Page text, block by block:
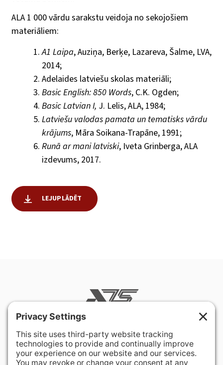
ALA 1 000 vārdu sarakstu veidoja no sekojošiem
materiāliem:
A1 Laipa, Auziņa, Berķe, Lazareva, Šalme, LVA,
2014;
Adelaides latviešu skolas materiāli;
Basic English: 850 Words, C.K. Ogden;
Basic Latvian I, J. Lelis, ALA, 1984;
Latviešu valodas pamata un tematisks vārdu
krājums, Māra Soikana-Trapāne, 1991;
Runā ar mani latviski, Iveta Grinberga, ALA
izdevums, 2017.
LEJUPLĀDĒT
Rockville, MD 20850-3121 USA
+ 1 301 340 1914